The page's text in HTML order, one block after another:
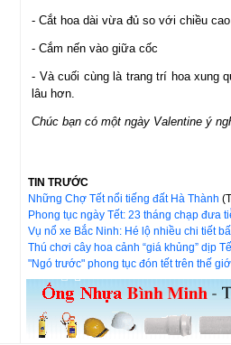
- Cắt hoa dài vừa đủ so với chiều
- Cắm nến vào giữa cốc
- Và cuối cùng là trang trí hoa xung
lâu hơn.
Chúc bạn có một ngày Valentine ý
TIN TRƯỚC
Những Chợ Tết nổi tiếng đất Hà Thành
Phong tục ngày Tết: 23 tháng chạp đưa
Vụ nổ xe Bắc Ninh: Hé lộ nhiều chi tiết
Thú chơi cây hoa cảnh “giá khủng” dịp
"Ngó trước" phong tục đón tết trên thế